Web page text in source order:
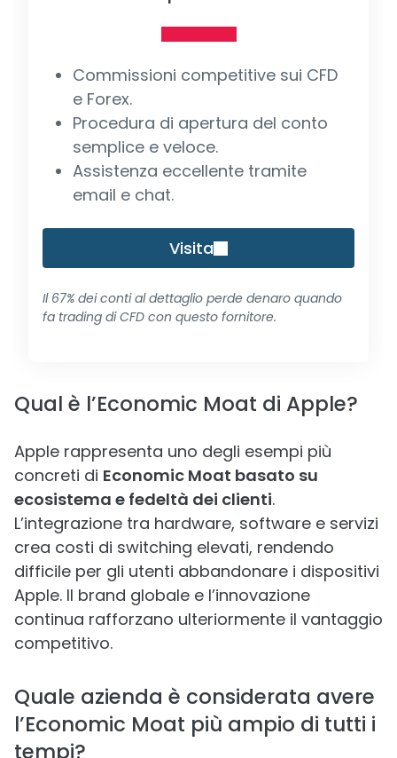
Commissioni competitive sui CFD
e Forex.
Procedura di apertura del conto
semplice e veloce.
Assistenza eccellente tramite
email e chat.
Visita
Il 67% dei conti al dettaglio perde denaro quando
fa trading di CFD con questo fornitore.
Qual è l’Economic Moat di Apple?
Apple rappresenta uno degli esempi più
concreti di Economic Moat basato su
ecosistema e fedeltà dei clienti.
L’integrazione tra hardware, software e servizi
crea costi di switching elevati, rendendo
difficile per gli utenti abbandonare i dispositivi
Apple. Il brand globale e l’innovazione
continua rafforzano ulteriormente il vantaggio
competitivo.
Quale azienda è considerata avere
l’Economic Moat più ampio di tutti i
tempi?